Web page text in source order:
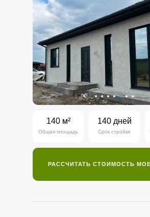
140 м²
Общая площадь
140 дней
Срок стройки
РАССЧИТАТЬ СТОИМОСТЬ